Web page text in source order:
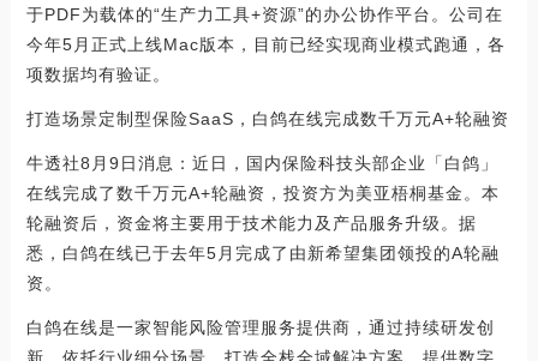
于PDF为载体的“生产力工具+资源”的办公协作平台。公司在
今年5月正式上线Mac版本，目前已经实现商业模式跑通，各
项数据均有验证。
打造场景定制型保险SaaS，白鸽在线完成数千万元A+轮融资
牛透社8月9日消息：近日，国内保险科技头部企业「白鸽」
在线完成了数千万元A+轮融资，投资方为美亚梧桐基金。本
轮融资后，资金将主要用于技术能力及产品服务升级。据
悉，白鸽在线已于去年5月完成了由新希望集团领投的A轮融
资。
白鸽在线是一家智能风险管理服务提供商，通过持续研发创